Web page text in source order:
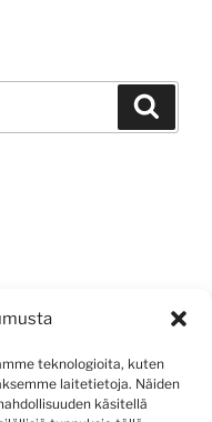
teknologioita, kuten
laitetietoja. Näiden
käsitellä